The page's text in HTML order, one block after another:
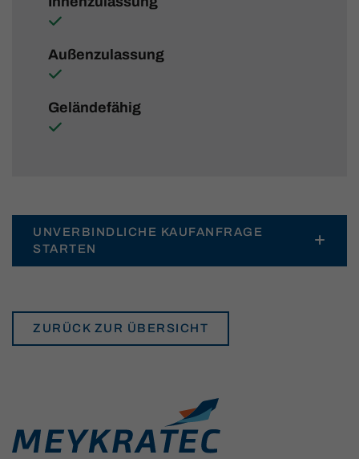
Außenzulassung
Geländefähig
UNVERBINDLICHE KAUFANFRAGE
STARTEN
ZURÜCK ZUR ÜBERSICHT